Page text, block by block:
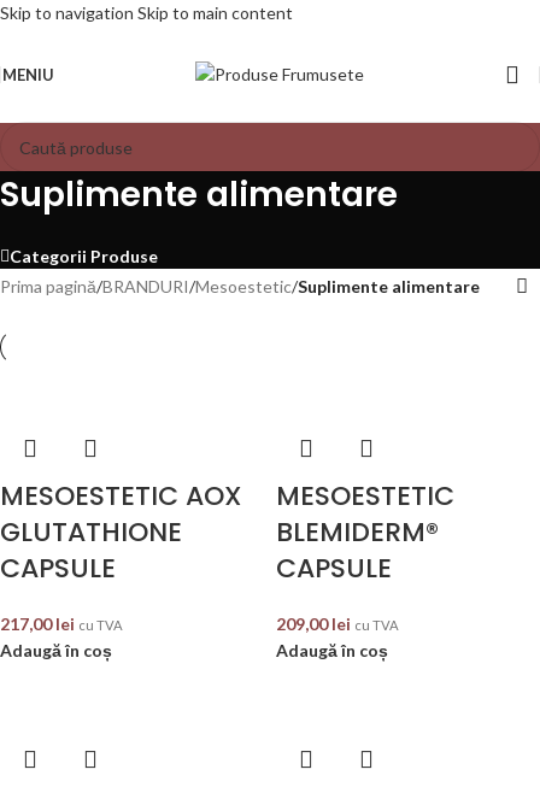
Skip to navigation Skip to main content
MENIU
Suplimente alimentare
Categorii Produse
Prima pagină/BRANDURI/Mesoestetic/Suplimente alimentare
MESOESTETIC AOX
GLUTATHIONE
CAPSULE
217,00lei cu TVA
Adaugă în coș
MESOESTETIC
BLEMIDERM®
CAPSULE
209,00lei cu TVA
Adaugă în coș